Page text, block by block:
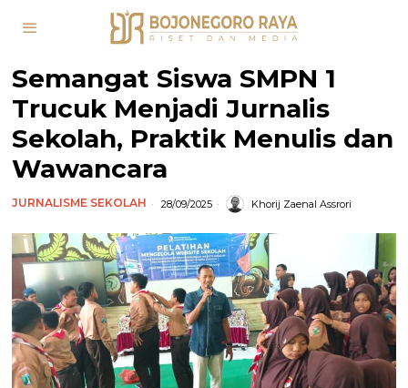
Semangat Siswa SMPN 1
Trucuk Menjadi Jurnalis
Sekolah, Praktik Menulis dan
Wawancara
JURNALISME SEKOLAH 28/09/2025 Khorij Zaenal Assrori